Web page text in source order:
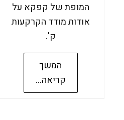
המופת של קפקא על
אודות מודד הקרקעות
ק'.
המשך
קריאה...